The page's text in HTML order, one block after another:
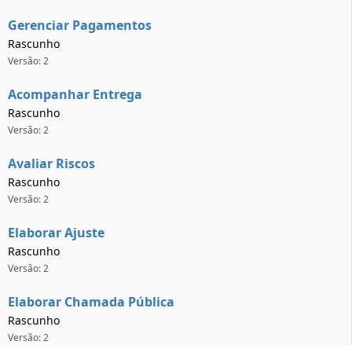
Gerenciar Pagamentos
Rascunho
Versão: 2
Acompanhar Entrega
Rascunho
Versão: 2
Avaliar Riscos
Rascunho
Versão: 2
Elaborar Ajuste
Rascunho
Versão: 2
Elaborar Chamada Pública
Rascunho
Versão: 2